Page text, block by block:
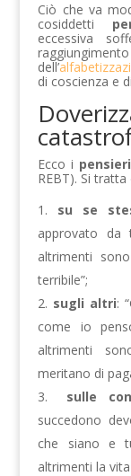
Ciò che va
cosiddetti
eccessiva
dell’
di coscienza e
Ecco i
REBT). Si tratta
su se
approvato da
altrimenti
terribile”;
sugli altri:
come io
altrimenti
meritano di
sulle
succedono
che siano e
altrimenti la